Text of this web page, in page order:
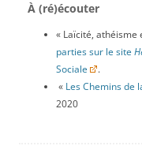
À (ré)écouter
« Laïcité, athéisme
parties sur le site
Sociale
.
« Les Chemins de
2020